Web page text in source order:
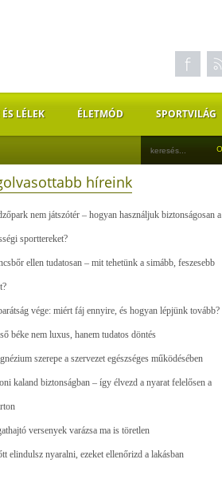
LÉLEK ÉLETMÓD SPORTVILÁG
híreink
nem játszótér – hogyan használjuk biztonságosan a
sporttereket?
ellen tudatosan – mit tehetünk a simább, feszesebb
vége: miért fáj ennyire, és hogyan lépjünk tovább?
béke nem luxus, hanem tudatos döntés
szerepe a szervezet egészséges működésében
kaland biztonságban – így élvezd a nyarat felelősen a
versenyek varázsa ma is töretlen
elindulsz nyaralni, ezeket ellenőrizd a lakásban